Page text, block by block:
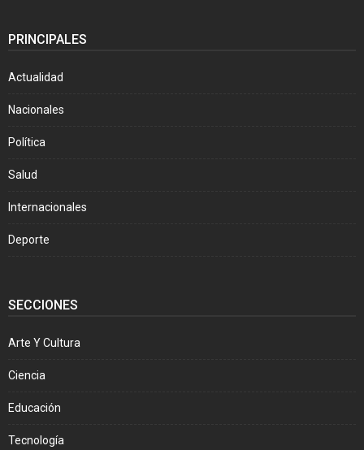
PRINCIPALES
Actualidad
Nacionales
Política
Salud
Internacionales
Deporte
SECCIONES
Arte Y Cultura
Ciencia
Educación
Tecnología